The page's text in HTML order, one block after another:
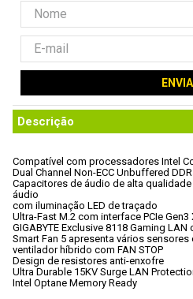
Descrição
Compatível com processadores Intel
Dual Channel Non-ECC Unbuffered
Capacitores de áudio de alta
áudio
com iluminação LED de traçado
Ultra-Fast M.2 com interface PCIe Gen3
GIGABYTE Exclusive 8118 Gaming
Smart Fan 5 apresenta vários
ventilador híbrido com FAN STOP
Design de resistores anti-enxofre
Ultra Durable 15KV Surge LAN
Intel Optane Memory Ready